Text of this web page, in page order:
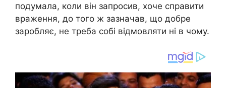
подумала, коли він запросив, хоче справити
враження, до того ж зазначав, що добре
заробляє, не треба собі відмовляти ні в чому.